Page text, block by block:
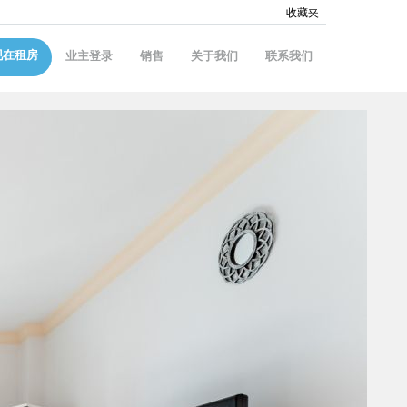
收藏夹
租房 业主登录 销售 关于我们 联系我们